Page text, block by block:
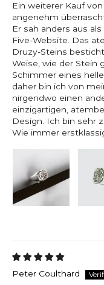
Ein weiterer Kauf
angenehm
Er sah anders aus
Five-Website. Das
Druzy-Steins
Weise, wie der Stein
Schimmer eines
daher bin ich von
nirgendwo einen
einzigartigen,
Design. Ich bin sehr
Wie immer
Peter Coulthard